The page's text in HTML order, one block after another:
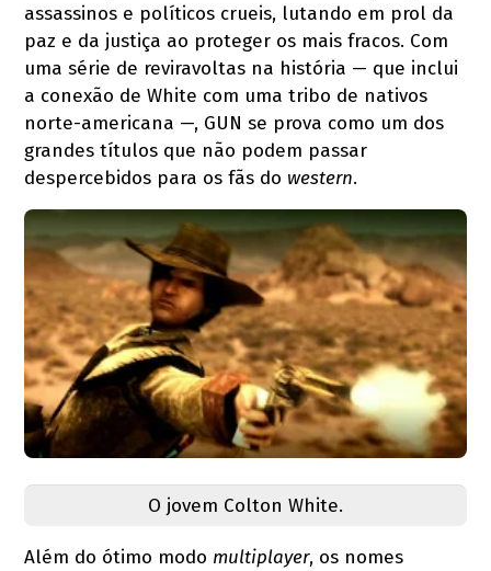
assassinos e políticos crueis, lutando em prol da
paz e da justiça ao proteger os mais fracos. Com
uma série de reviravoltas na história — que inclui
a conexão de White com uma tribo de nativos
norte-americana —, GUN se prova como um dos
grandes títulos que não podem passar
despercebidos para os fãs do western.
O jovem Colton White.
Além do ótimo modo multiplayer, os nomes